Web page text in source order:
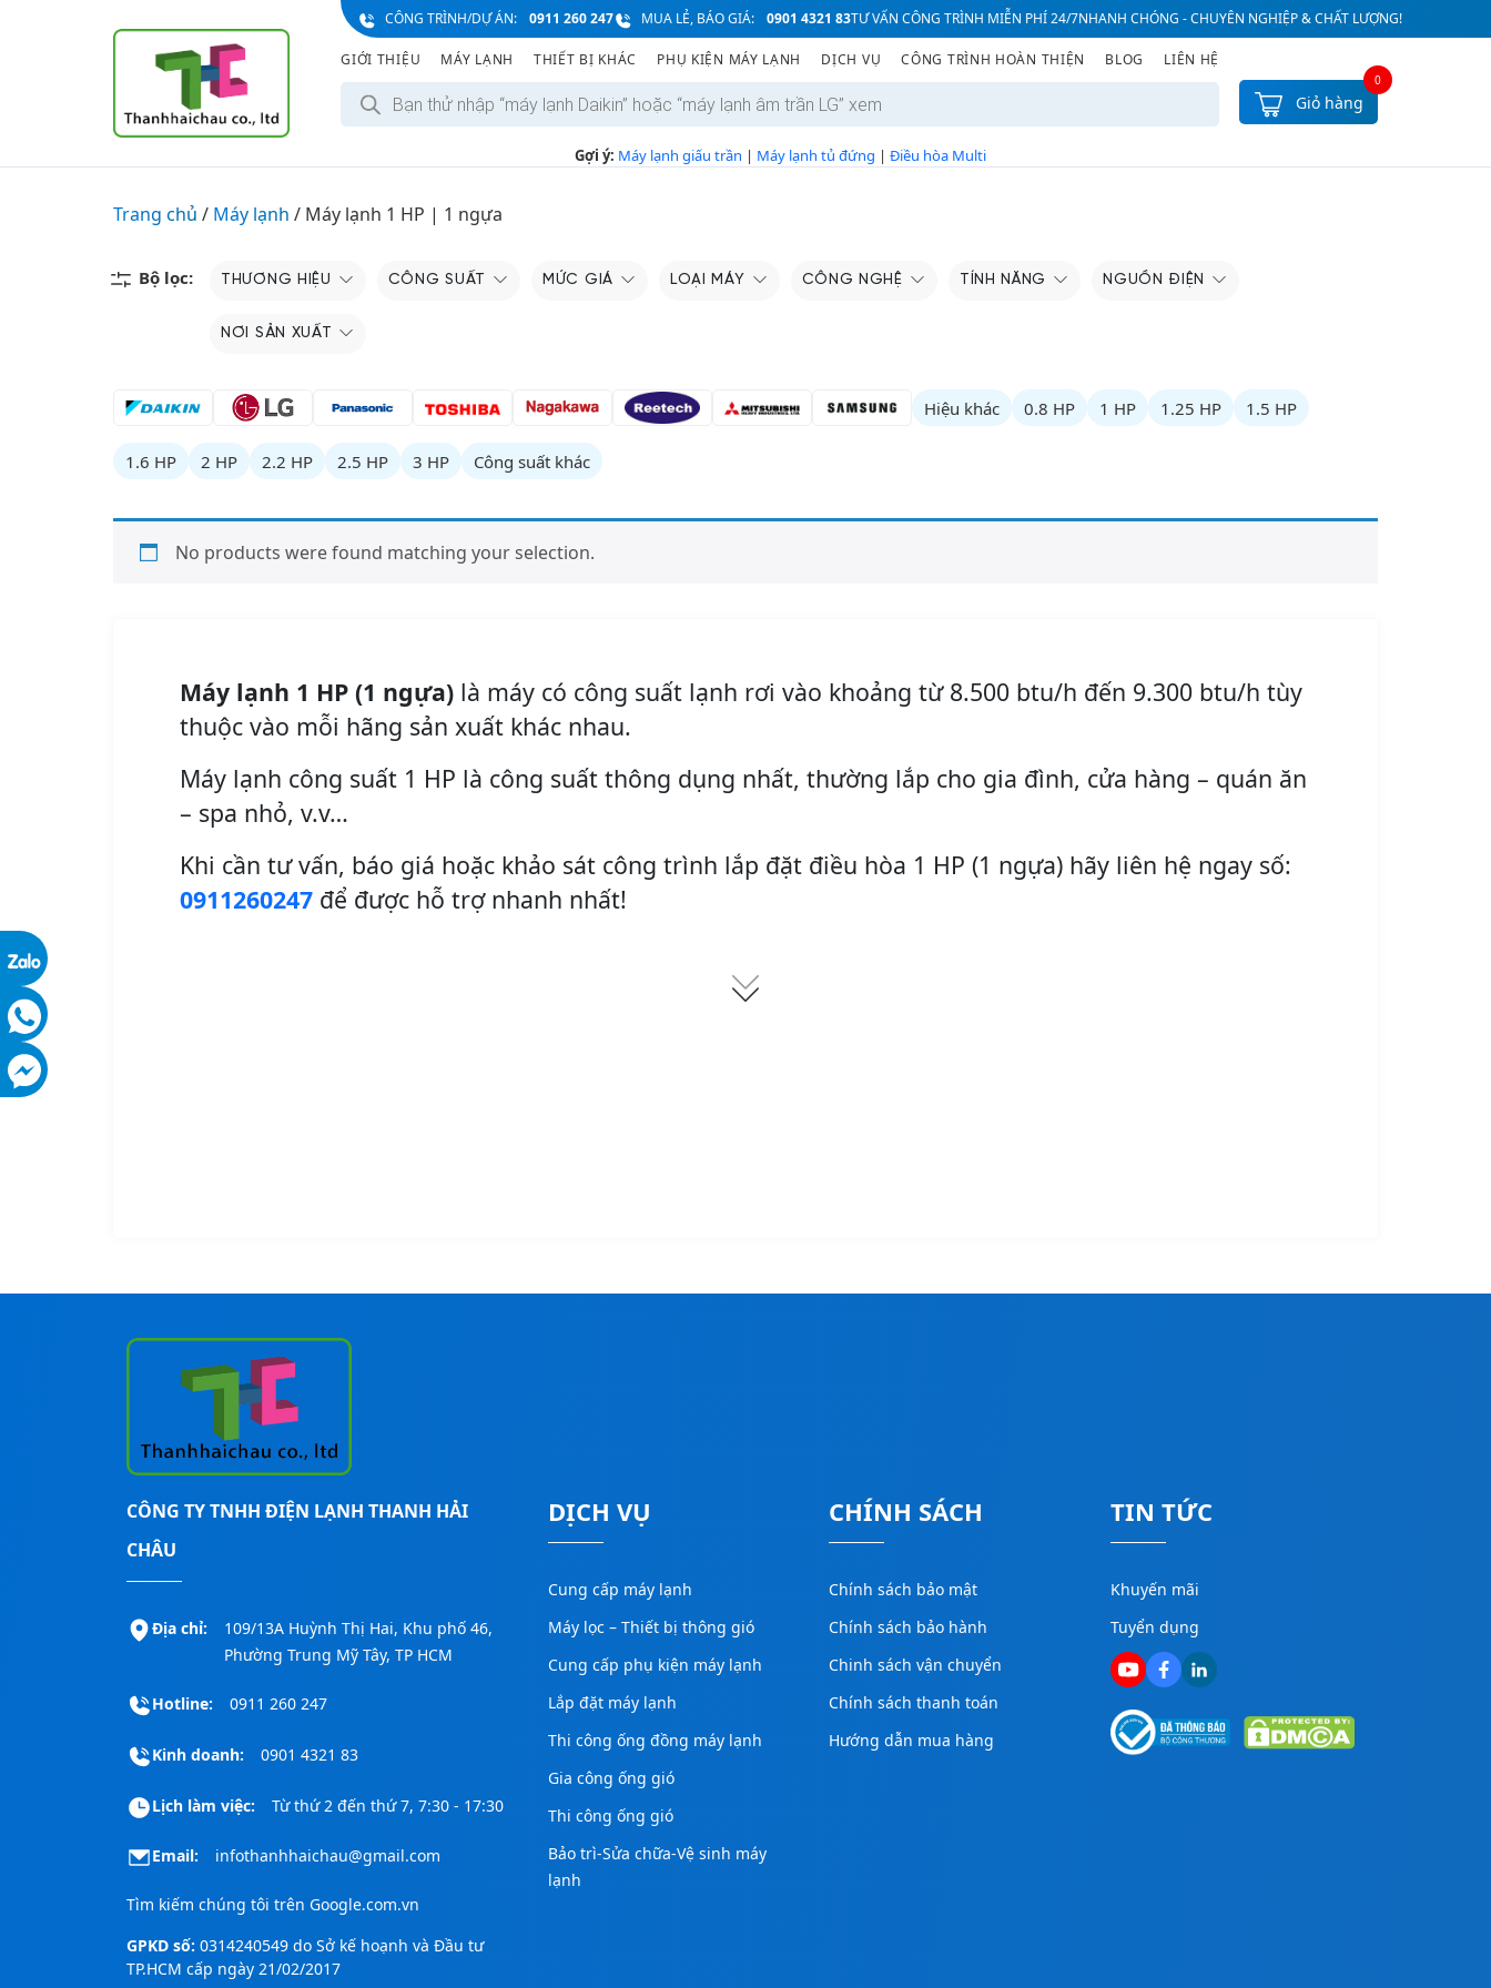
c
CÔNG TRÌNH/DỰ ÁN: 0911 260 247 MUA LẺ, BÁO GIÁ: 0901 4321 83TƯ VẤN CÔNG TRÌNH MIỄN PHÍ 24/7NHANH CHÓNG - CHUYÊN NGHIỆP & CHẤT LƯỢNG!
GIỚI THIỆU MÁY LẠNH THIẾT BỊ KHÁC PHỤ KIỆN MÁY LẠNH DỊCH VỤ CÔNG TRÌNH HOÀN THIỆN BLOG LIÊN HỆ
T
m
i
s
h
Gợi ý: Máy lạnh giấu trần | Máy lạnh tủ đứng | Điều hòa Multi
Giỏ hàng
0
Trang chủ / Máy lạnh / Máy lạnh 1 HP | 1 ngựa
Bộ lọc: THƯƠNG HIỆU CÔNG SUẤT MỨC GIÁ LOẠI MÁY CÔNG NGHỆ TÍNH NĂNG NGUỒN ĐIỆN
NƠI SẢN XUẤT
Hiệu khác 0.8 HP 1 HP 1.25 HP 1.5 HP
1.6 HP 2 HP 2.2 HP 2.5 HP 3 HP Công suất khác
No products were found matching your selection.
Máy lạnh 1 HP (1 ngựa) là máy có công suất lạnh rơi vào khoảng từ 8.500 btu/h đến 9.300 btu/h tùy
thuộc vào mỗi hãng sản xuất khác nhau.
Máy lạnh công suất 1 HP là công suất thông dụng nhất, thường lắp cho gia đình, cửa hàng – quán ăn
– spa nhỏ, v.v…
Khi cần tư vấn, báo giá hoặc khảo sát công trình lắp đặt điều hòa 1 HP (1 ngựa) hãy liên hệ ngay số:
0911260247 để được hỗ trợ nhanh nhất!
CÔNG TY TNHH ĐIỆN LẠNH THANH HẢI
CHÂU
Địa chỉ:
109/13A Huỳnh Thị Hai, Khu phố 46,
Phường Trung Mỹ Tây, TP HCM
Hotline: 0911 260 247
Kinh doanh: 0901 4321 83
Lịch làm việc: Từ thứ 2 đến thứ 7, 7:30 - 17:30
Email: infothanhhaichau@gmail.com
Tìm kiếm chúng tôi trên Google.com.vn
GPKD số: 0314240549 do Sở kế hoạnh và Đầu tư
TP.HCM cấp ngày 21/02/2017
DỊCH VỤ
Cung cấp máy lạnh
Máy lọc – Thiết bị thông gió
Cung cấp phụ kiện máy lạnh
Lắp đặt máy lạnh
Thi công ống đồng máy lạnh
Gia công ống gió
Thi công ống gió
Bảo trì-Sửa chữa-Vệ sinh máy
lạnh
CHÍNH SÁCH
Chính sách bảo mật
Chính sách bảo hành
Chinh sách vận chuyển
Chính sách thanh toán
Hướng dẫn mua hàng
TIN TỨC
Khuyến mãi
Tuyển dụng